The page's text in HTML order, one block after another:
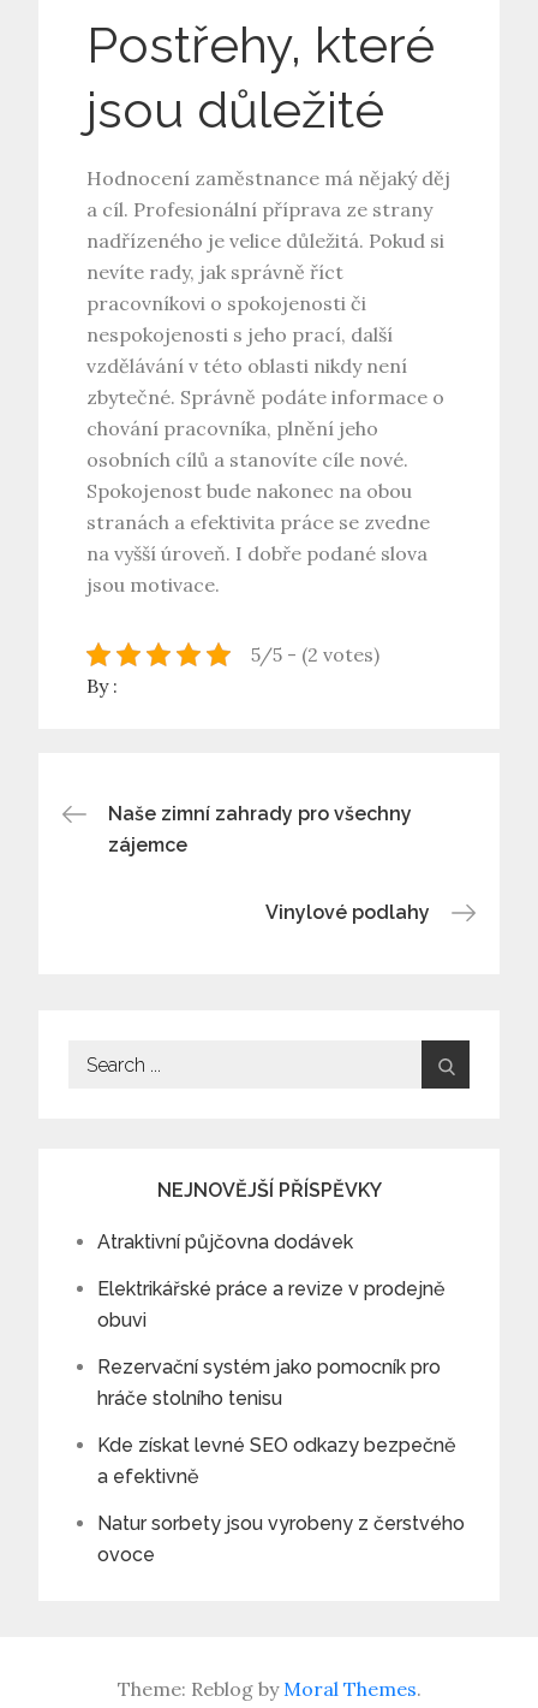
Postřehy, které
jsou důležité
Hodnocení zaměstnance má nějaký děj
a cíl. Profesionální příprava ze strany
nadřízeného je velice důležitá. Pokud si
nevíte rady, jak správně říct
pracovníkovi o spokojenosti či
nespokojenosti s jeho prací, další
vzdělávání v této oblasti nikdy není
zbytečné. Správně podáte informace o
chování pracovníka, plnění jeho
osobních cílů a stanovíte cíle nové.
Spokojenost bude nakonec na obou
stranách a efektivita práce se zvedne
na vyšší úroveň. I dobře podané slova
jsou motivace.
5/5 - (2 votes)
By :
Navigace
pro
Naše zimní zahrady pro všechny
zájemce
Vinylové podlahy
Search
NEJNOVĚJŠÍ PŘÍSPĚVKY
Atraktivní půjčovna dodávek
Elektrikářské práce a revize v prodejně
obuvi
Rezervační systém jako pomocník pro
hráče stolního tenisu
Kde získat levné SEO odkazy bezpečně
a efektivně
Natur sorbety jsou vyrobeny z čerstvého
ovoce
Theme: Reblog byMoral Themes.